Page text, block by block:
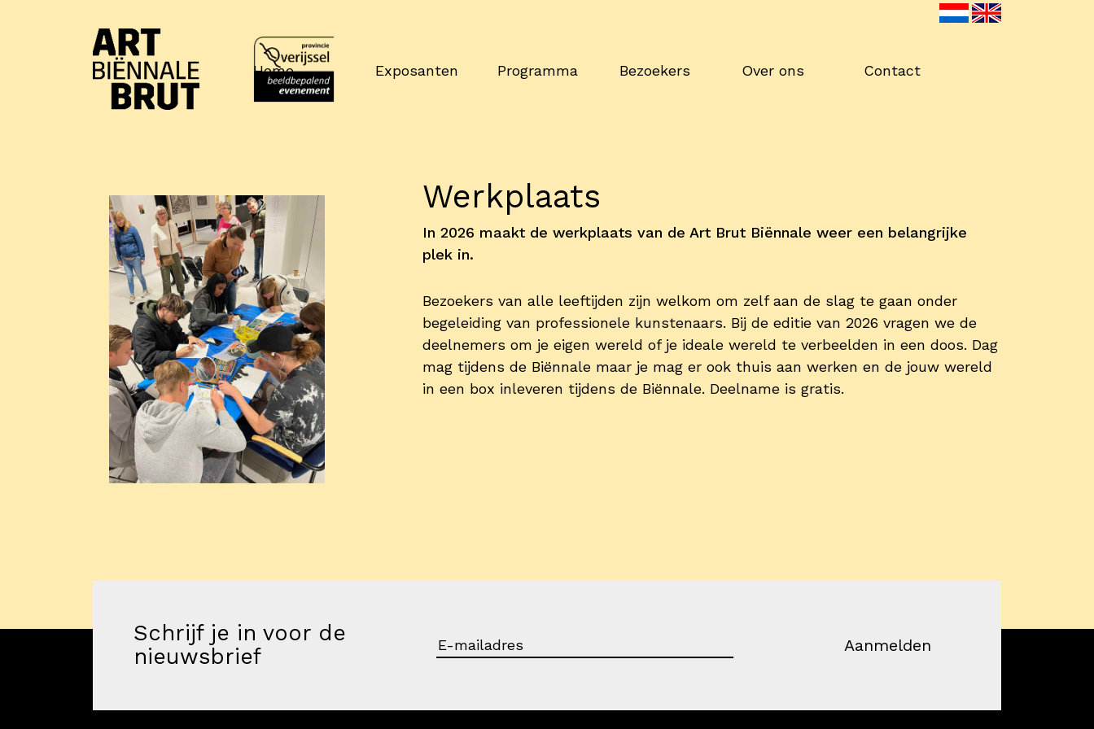
Home Exposanten Programma Bezoekers Over ons Contact
Home
Exposanten
Archief
Programma
Onderwijs
Blijgoedplein
Doe mee
Art Brut
Nieuws
Fotoalbums
Werkplaats
In 2026 maakt de werkplaats van de Art Brut Biënnale weer een belangrijke
plek in.
Bezoekers van alle leeftijden zijn welkom om zelf aan de slag te gaan onder
begeleiding van professionele kunstenaars. Bij de editie van 2026 vragen we de
deelnemers om je eigen wereld of je ideale wereld te verbeelden in een doos. Dag
mag tijdens de Biënnale maar je mag er ook thuis aan werken en de jouw wereld
in een box inleveren tijdens de Biënnale. Deelname is gratis.
Schrijf je in voor de
nieuwsbrief
Aanmelden